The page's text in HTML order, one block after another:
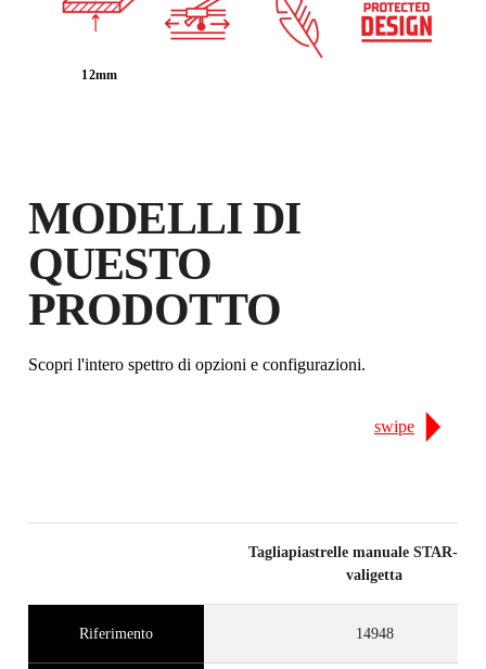
REGISTRANDO QUESTO
PRODOTTO NEL RUBI CLUB
12mm
MODELLI DI
QUESTO
PRODOTTO
Scopri l'intero spettro di opzioni e configurazioni.
swipe
Tagliapiastrelle manuale STAR-63
valigetta
Riferimento 14948